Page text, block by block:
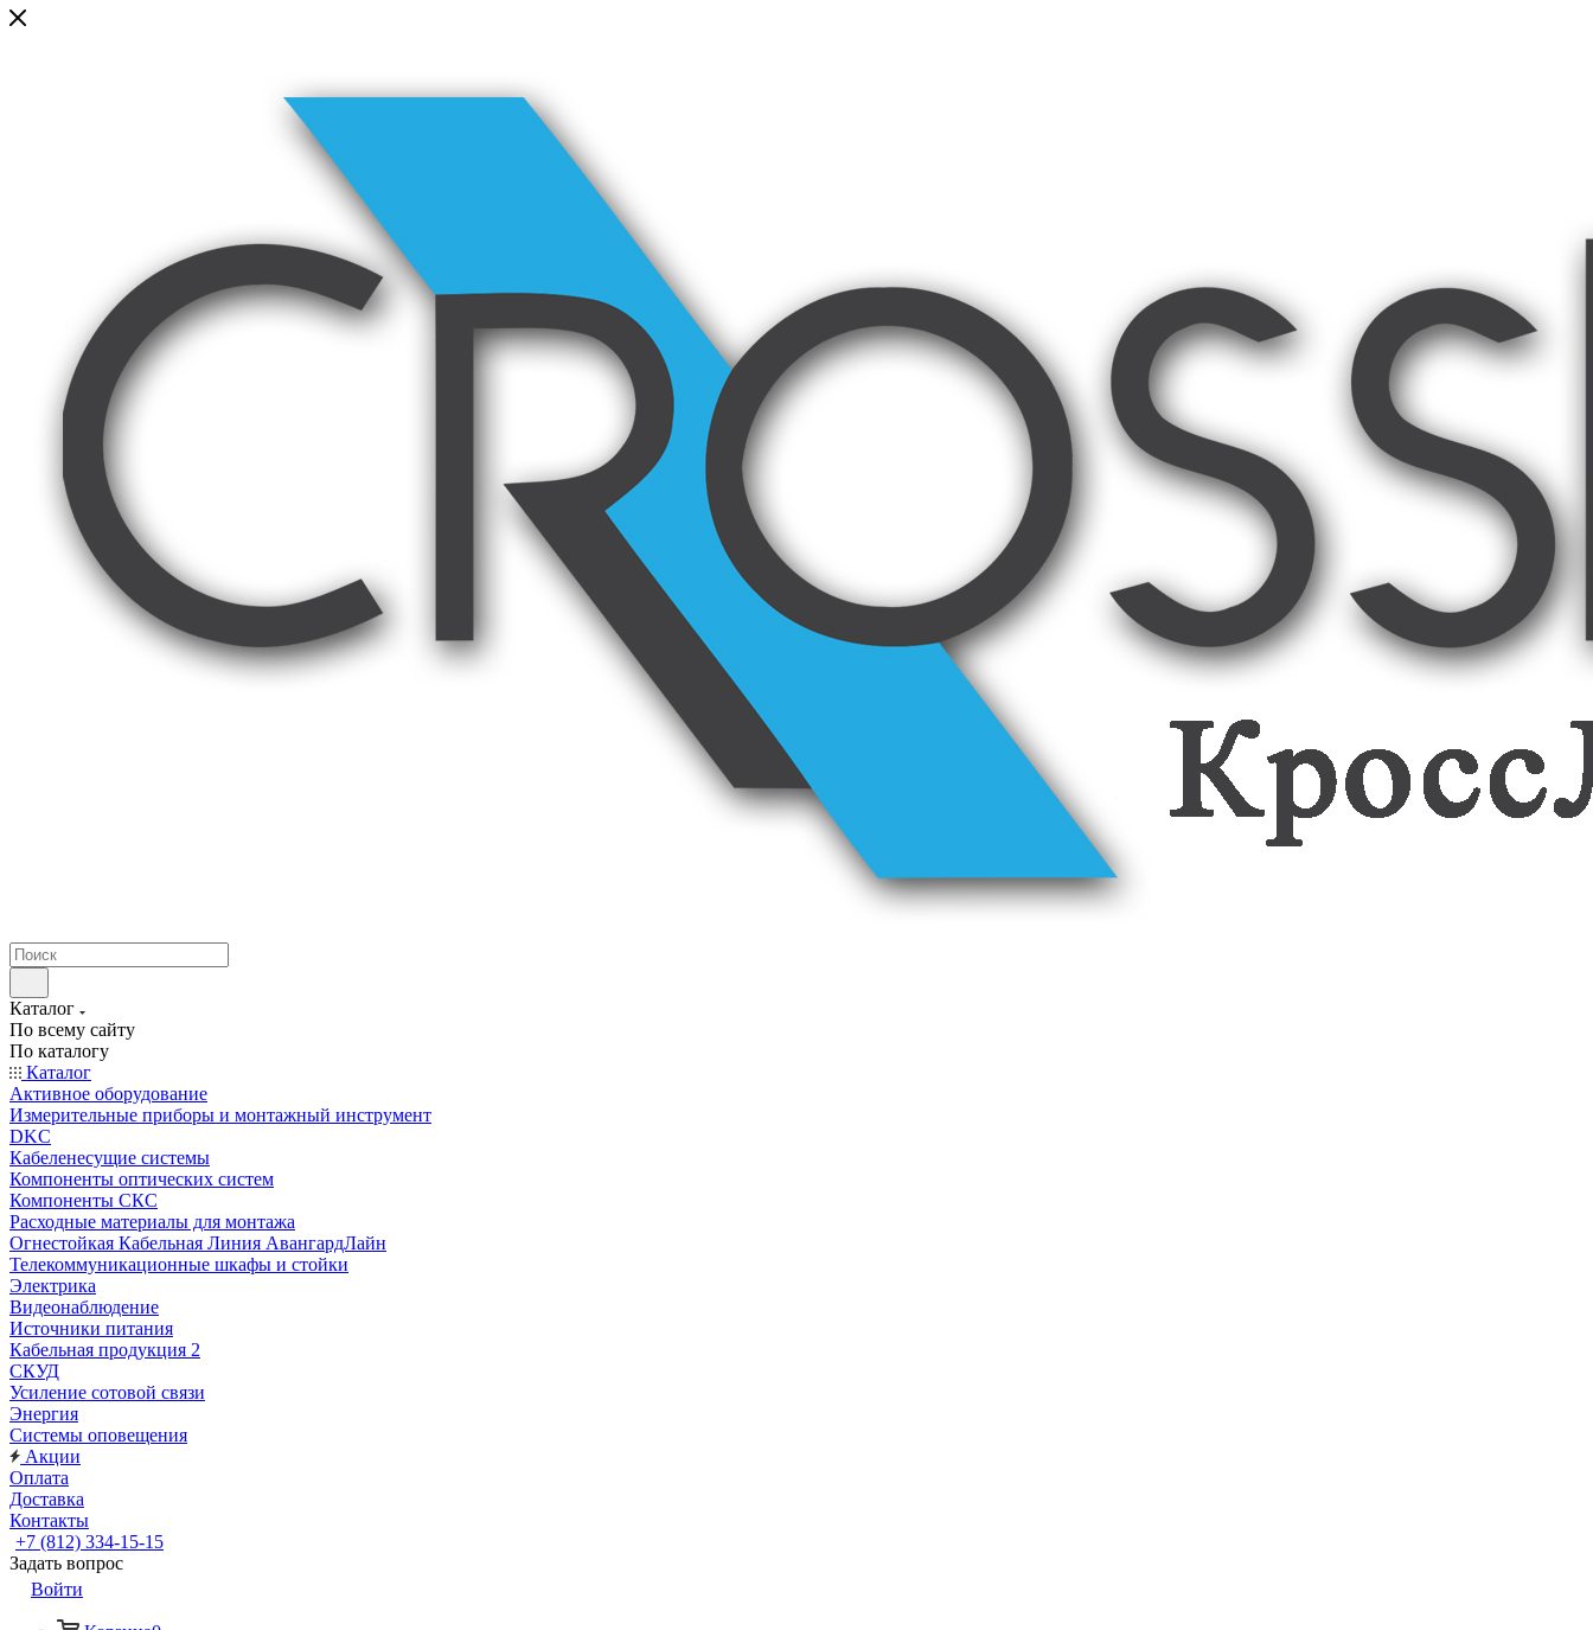
Каталог
По всему сайту
По каталогу
Каталог
Активное оборудование
Измерительные приборы и монтажный инструмент
DKC
Кабеленесущие системы
Компоненты оптических систем
Компоненты СКС
Расходные материалы для монтажа
Огнестойкая Кабельная Линия АвангардЛайн
Телекоммуникационные шкафы и стойки
Электрика
Видеонаблюдение
Источники питания
Кабельная продукция 2
СКУД
Усиление сотовой связи
Энергия
Системы оповещения
Акции
Оплата
Доставка
Контакты
+7 (812) 334-15-15
Задать вопрос
Войти